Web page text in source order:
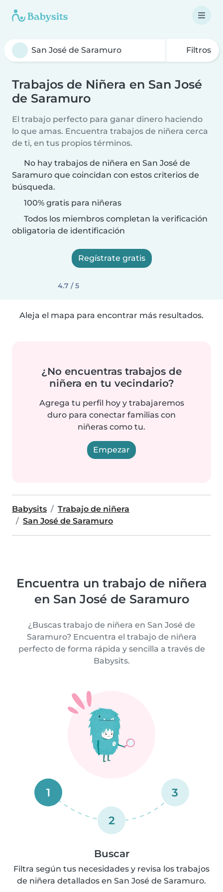
Filtros
Trabajos de Niñera en San José
de Saramuro
El trabajo perfecto para ganar dinero haciendo
lo que amas. Encuentra trabajos de niñera cerca
de ti, en tus propios términos.
No hay trabajos de niñera en San José de
Saramuro que coincidan con estos criterios de
búsqueda.
100% gratis para niñeras
Todos los miembros completan la verificación
obligatoria de identificación
Regístrate gratis
4.7 / 5
Aleja el mapa para encontrar más resultados.
¿No encuentras trabajos de
niñera en tu vecindario?
Agrega tu perfil hoy y trabajaremos
duro para conectar familias con
niñeras como tu.
Empezar
Babysits
Trabajo de niñera
San José de Saramuro
Encuentra un trabajo de niñera
en San José de Saramuro
¿Buscas trabajo de niñera en San José de
Saramuro? Encuentra el trabajo de niñera
perfecto de forma rápida y sencilla a través de
Babysits.
1
2
3
Buscar
Filtra según tus necesidades y revisa los trabajos
de niñera detallados en San José de Saramuro.